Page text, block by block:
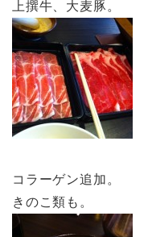
上撰牛、大麦豚。
コラーゲン追加。
きのこ類も。